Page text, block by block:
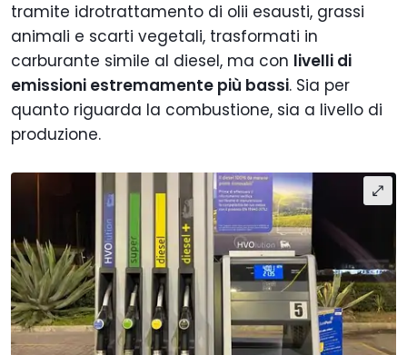
tramite idrotrattamento di olii esausti, grassi
animali e scarti vegetali, trasformati in
carburante simile al diesel, ma con livelli di
emissioni estremamente più bassi. Sia per
quanto riguarda la combustione, sia a livello di
produzione.